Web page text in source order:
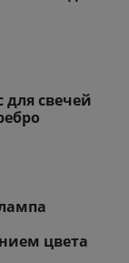
для свечей
цвета